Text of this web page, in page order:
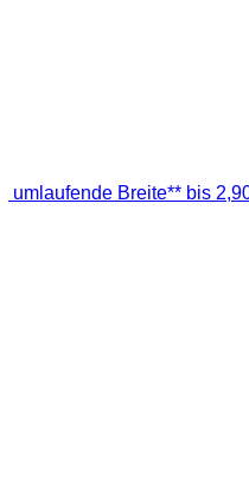
umlaufende Breite** bis